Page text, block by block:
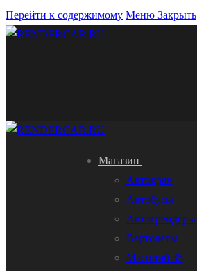
Перейти к содержимому Меню Закрыть
Магазин
Автокран
Автобусы
Автогрейдеры
Вертолеты
Масштаб 35